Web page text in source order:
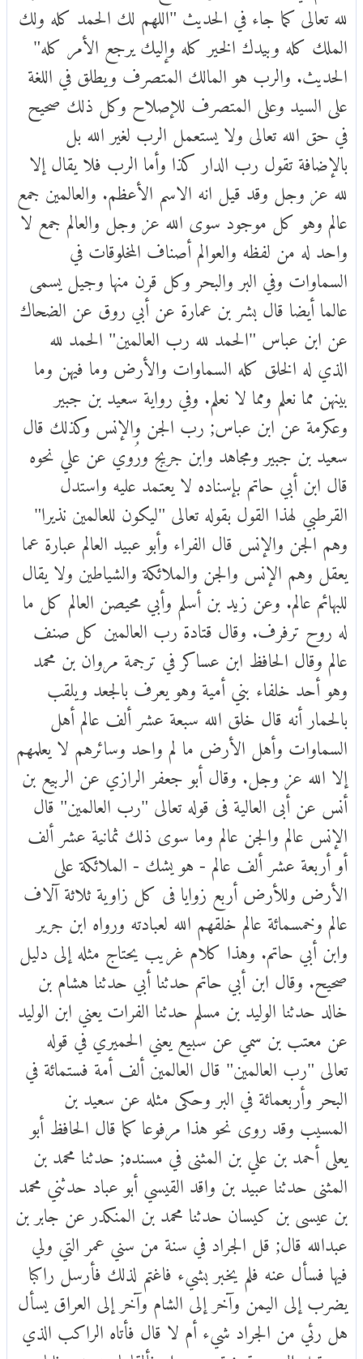
لله تعالى كما جاء في الحديث "اللهم لك الحمد كله ولك
الملك كله وبيدك الخير كله وإليك يرجع الأمر كله"
الحديث. والرب هو المالك المتصرف ويطلق في اللغة
على السيد وعلى المتصرف للإصلاح وكل ذلك صحيح
في حق الله تعالى ولا يستعمل الرب لغير الله بل
بالإضافة تقول رب الدار كذا وأما الرب فلا يقال إلا
لله عز وجل وقد قيل انه الاسم الأعظم. والعالمين جمع
عالم وهو كل موجود سوى الله عز وجل والعالم جمع لا
واحد له من لفظه والعوالم أصناف المخلوقات في
السماوات وفي البر والبحر وكل قرن منها وجيل يسمى
عالما أيضا قال بشر بن عمارة عن أبي روق عن الضحاك
عن ابن عباس "الحمد لله رب العالمين" الحمد لله
الذي له الخلق كله السماوات والأرض وما فيهن وما
بينهن مما نعلم ومما لا نعلم. وفي رواية سعيد بن جبير
وعكرمة عن ابن عباس; رب الجن والإنس وكذلك قال
سعيد بن جبير ومجاهد وابن جريج ورُوي عن علي نحوه
قال ابن أبي حاتم بإسناده لا يعتمد عليه واستدل
القرطبي لهذا القول بقوله تعالى "ليكون للعالمين نذيرا"
وهم الجن والإنس قال الفراء وأبو عبيد العالم عبارة عما
يعقل وهم الإنس والجن والملائكة والشياطين ولا يقال
للبهائم عالم. وعن زيد بن أسلم وأبي محيصن العالم كل ما
له روح ترفرف. وقال قتادة رب العالمين كل صنف
عالم وقال الحافظ ابن عساكر في ترجمة مروان بن محمد
وهو أحد خلفاء بني أمية وهو يعرف بالجعد ويلقب
بالحمار أنه قال خلق الله سبعة عشر ألف عالم أهل
السماوات وأهل الأرض ما لم واحد وسائرهم لا يعلمهم
إلا الله عز وجل. وقال أبو جعفر الرازي عن الربيع بن
أنس عن أبى العالية فى قوله تعالى "رب العالمين" قال
الإنس عالم والجن عالم وما سوى ذلك ثمانية عشر ألف
أو أربعة عشر ألف عالم - هو يشك - الملائكة على
الأرض وللأرض أربع زوايا فى كل زاوية ثلاثة آلاف
عالم وخمسمائة عالم خلقهم الله لعبادته ورواه ابن جرير
وابن أبي حاتم. وهذا كلام غريب يحتاج مثله إلى دليل
صحيح. وقال ابن أبي حاتم حدثنا أبي حدثنا هشام بن
خالد حدثنا الوليد بن مسلم حدثنا الفرات يعني ابن الوليد
عن معتب بن سمي عن سبيع يعني الحميري في قوله
تعالى "رب العالمين" قال العالمين ألف أمة فستمائة في
البحر وأربعمائة في البر وحكى مثله عن سعيد بن
المسيب وقد روى نحو هذا مرفوعا كما قال الحافظ أبو
يعلى أحمد بن علي بن المثنى في مسنده; حدثنا محمد بن
المثنى حدثنا عبيد بن واقد القيسي أبو عباد حدثني محمد
بن عيسى بن كيسان حدثنا محمد بن المنكدر عن جابر بن
عبدالله قال; قل الجراد في سنة من سني عمر التي ولي
فيها فسأل عنه فلم يخبر بشيء فاغتم لذلك فأرسل راكبا
يضرب إلى اليمن وآخر إلى الشام وآخر إلى العراق يسأل
هل رئي من الجراد شيء أم لا قال فأتاه الراكب الذي